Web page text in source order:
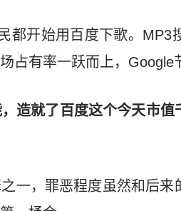
都开始用百度下歌。MP3
占有率一跃而上，Google
造就了百度这个今天市值
一，罪恶程度虽然和后